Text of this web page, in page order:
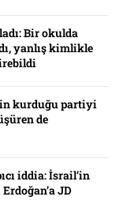
Bir okulda
yanlış kimlikle
kurduğu partiyi
de
iddia: İsrail’in
JD